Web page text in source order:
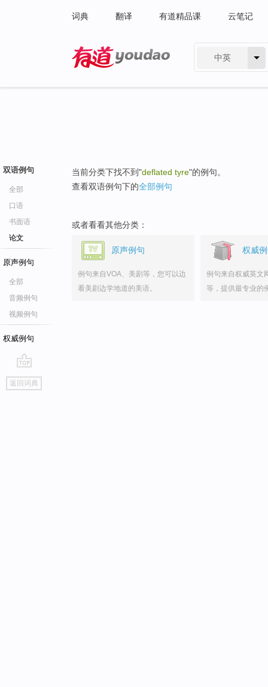
词典 翻译 有道精品课 云笔记
中英
双语例句
全部
口语
书面语
论文
原声例句
全部
音频例句
视频例句
权威例句
go
top
返回词典
当前分类下找不到"deflated tyre"的例句。
查看双语例句下的全部例句
或者看看其他分类：
原声例句
例句来自VOA、美剧等，您可以边
看美剧边学地道的美语。
权威
例句来自权威英文
等，提供最专业的